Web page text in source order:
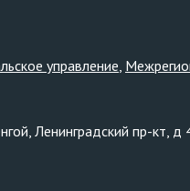
управление
Ленинградский пр-кт, д